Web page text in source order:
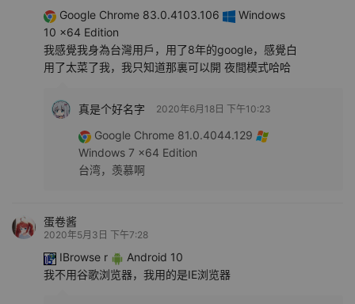
Google Chrome 83.0.4103.106
Windows
10 x64 Edition
我感覺我身為台灣用戶，用了8年的google，感覺白
用了太菜了我，我只知道那裏可以開 夜間模式哈哈
真是个好名字 2020年6月18日 下午10:23
Google Chrome 81.0.4044.129
Windows 7 x64 Edition
台湾，羡慕啊
蛋卷酱
2020年5月3日 下午7:28
IBrowse r
Android 10
我不用谷歌浏览器，我用的是IE浏览器